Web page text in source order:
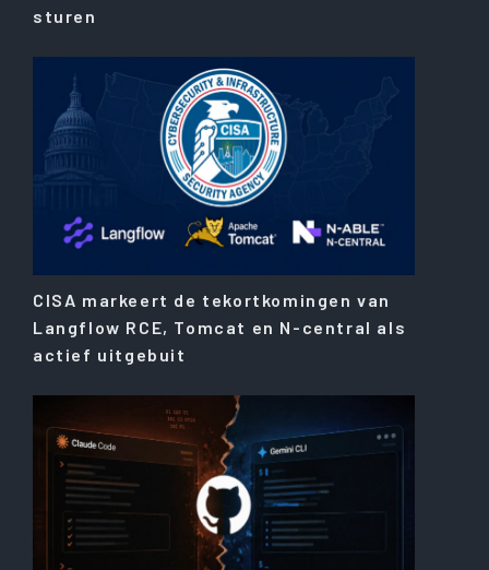
sturen
CISA markeert de tekortkomingen van
Langflow RCE, Tomcat en N-central als
actief uitgebuit